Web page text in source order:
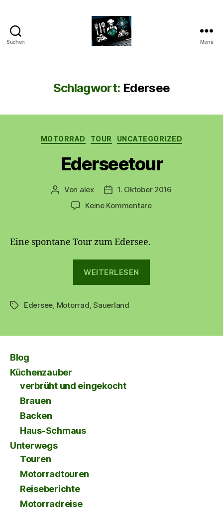
Suchen Menü
Schlagwort: Edersee
Kategorien
MOTORRAD TOUR UNCATEGORIZED
Ederseetour
Beitragsautor
Von alex Beitragsdatum
1. Oktober 2016
Keine Kommentarezu
Eine spontane Tour zum Edersee.
WEITERLESEN
Schlagwörter
Edersee, Motorrad,Sauerland
Blog
Küchenzauber
verbrüht und eingekocht
Brauen
Backen
Haus-Schmaus
Unterwegs
Touren
Motorradtouren
Reiseberichte
Motorradreise